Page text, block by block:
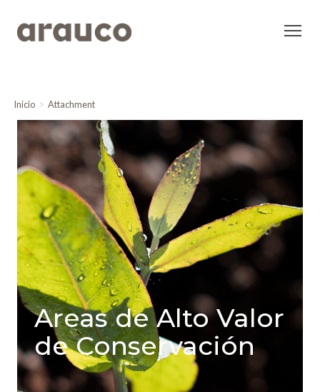
Inicio Attachment
Areas de Alto Valor
de Conservación